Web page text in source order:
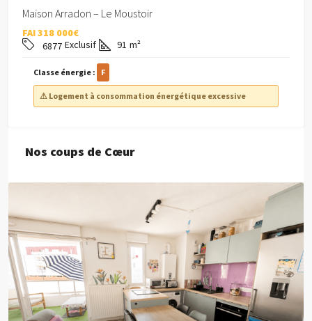
Maison Arradon – Le Moustoir
FAI318 000€
6877 Exclusif 91 m²
Classe énergie : F
⚠ Logement à consommation énergétique excessive
Nos coups de Cœur